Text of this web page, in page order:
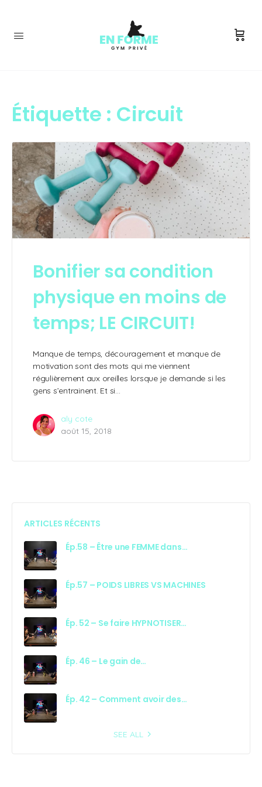
Étiquette : Circuit
Bonifier sa condition
physique en moins de
temps; LE CIRCUIT!
Manque de temps, découragement et manque de
motivation sont des mots qui me viennent
régulièrement aux oreilles lorsque je demande si les
gens s’entrainent. Et si…
aly cote
août 15, 2018
ARTICLES RÉCENTS
Ép.58 – Être une FEMME dans…
Ép.57 – POIDS LIBRES VS MACHINES
Ép. 52 – Se faire HYPNOTISER…
Ép. 46 – Le gain de…
Ép. 42 – Comment avoir des…
SEE ALL